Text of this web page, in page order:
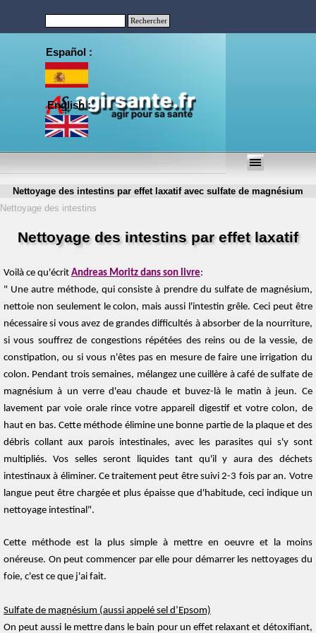
Rechercher
English :
Español :
Nettoyage des intestins par effet laxatif avec sulfate de magnésium
Nettoyage des intestins
Nettoyage des intestins par effet laxatif
Voilà ce qu'écrit Andreas Moritz dans son livre:
" Une autre méthode, qui consiste à prendre du sulfate de magnésium,
nettoie non seulement le colon, mais aussi l'intestin grêle. Ceci peut être
nécessaire si vous avez de grandes difficultés à absorber de la nourriture,
si vous souffrez de congestions répétées des reins ou de la vessie, de
constipation, ou si vous n'êtes pas en mesure de faire une irrigation du
colon. Pendant trois semaines, mélangez une cuillère à café de sulfate de
magnésium à un verre d'eau chaude et buvez-là le matin à jeun. Ce
lavement par voie orale rince votre appareil digestif et votre colon, de
haut en bas. Cette méthode élimine une bonne partie de la plaque et des
débris collant aux parois intestinales, avec les parasites qui s'y sont
multipliés. Vos selles seront liquides tant qu'il y aura des déchets
intestinaux à éliminer. Ce traitement peut être suivi 2-3 fois par an. Votre
langue peut être chargée et plus épaisse que d'habitude, ceci indique un
nettoyage intestinal".
Cette méthode est la plus simple à mettre en oeuvre et la moins
onéreuse. On peut commencer par elle pour démarrer les nettoyages du
foie, c'est ce que j'ai fait.
Sulfate de magnésium (aussi appelé sel d’Epsom)
On peut aussi le mettre dans le bain pour un effet relaxant et détoxifiant,